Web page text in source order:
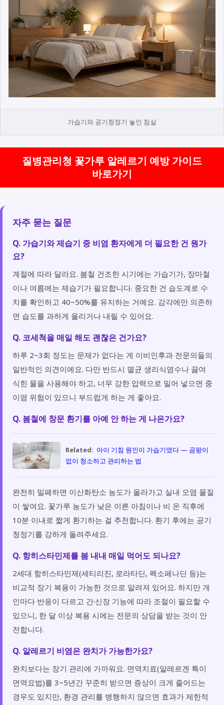
가습기와 공기청정기 놓인 침실
질병관리청 꽃가루 알레르기 예방 가이드
바로가기
자주 묻는 질문
Q. 가습기와 제습기 중 비염 환자에게 더 필요한 건 뭔가
요?
계절에 따라 달라요. 봄철 건조한 시기에는 가습기가, 장마철
이나 여름에는 제습기가 필요합니다. 중요한 건 습도계로 수
치를 확인하고 40~50%를 유지하는 거예요. 감각에만 의존하
면 습도를 과하게 올리거나 내릴 수 있어요.
Q. 코세척을 매일 해도 괜찮은 건가요?
하루 2~3회 정도는 문제가 없다는 게 이비인후과 전문의들의
일반적인 의견이에요. 다만 반드시 멸균 생리식염수나 끓여
식힌 물을 사용해야 하고, 너무 강한 압력으로 밀어 넣으면 중
이염 위험이 있으니 부드럽게 하는 게 좋아요.
Q. 봄철에 창문 환기를 아예 안 하는 게 나은가요?
Related: 아이 기침 원인이 가습기였다 — 곰팡이
없이 청소하고 관리하는 법
완전히 밀폐하면 이산화탄소 농도가 올라가고 실내 오염 물질
이 쌓여요. 꽃가루 농도가 낮은 이른 아침이나 비 온 직후에
10분 이내로 짧게 환기하는 걸 추천합니다. 환기 후에는 공기
청정기를 강하게 돌려주세요.
Q. 항히스타민제를 봄 내내 매일 먹어도 되나요?
2세대 항히스타민제(세티리진, 로라타딘, 펙소페나딘 등)는
비교적 장기 복용이 가능한 것으로 알려져 있어요. 하지만 개
인마다 반응이 다르고 간·신장 기능에 따라 조절이 필요할 수
있으니, 한 달 이상 복용 시에는 전문의 상담을 받는 것이 안
전합니다.
Q. 알레르기 비염은 완치가 가능한가요?
완치보다는 장기 관리에 가까워요. 면역치료(알레르겐 특이
면역요법)를 3~5년간 꾸준히 받으면 증상이 크게 줄어드는
경우도 있지만, 환경 관리를 병행하지 않으면 효과가 제한적